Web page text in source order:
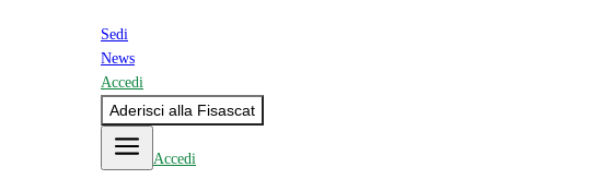
Sedi
News
Accedi
Aderisci alla Fisascat
Accedi